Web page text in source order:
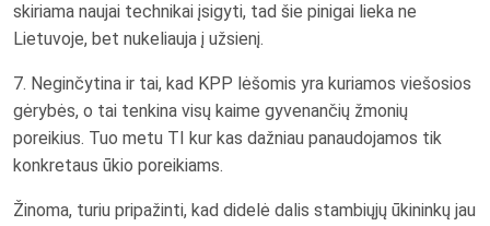
skiriama naujai technikai įsigyti, tad šie pinigai lieka ne
Lietuvoje, bet nukeliauja į užsienį.
7. Neginčytina ir tai, kad KPP lėšomis yra kuriamos viešosios
gėrybės, o tai tenkina visų kaime gyvenančių žmonių
poreikius. Tuo metu TI kur kas dažniau panaudojamos tik
konkretaus ūkio poreikiams.
Žinoma, turiu pripažinti, kad didelė dalis stambiųjų ūkininkų jau